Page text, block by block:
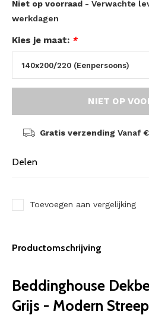
Niet op voorraad - Verwachte
werkdagen
Kies je maat: *
NIET OP
Gratis verzending Vanaf
Delen
Toevoegen aan vergelijking
Productomschrijving
Beddinghouse
Grijs - Modern